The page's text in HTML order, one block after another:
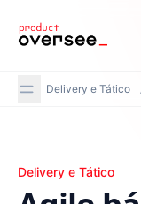
principal
Delivery e Tático
Agile básico para
Delivery e Tático